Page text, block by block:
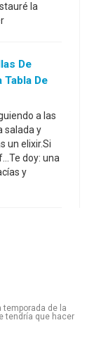
la
De
Tabla De
a las
salada y
un elixir.Si
doy: una
y
temporada de la
tendría que hacer